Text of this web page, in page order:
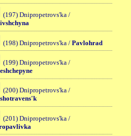
(197) Dnipropetrovs'ka /
(198) Dnipropetrovs'ka / Pavlohrad
(199) Dnipropetrovs'ka /
(200) Dnipropetrovs'ka /
(201) Dnipropetrovs'ka /